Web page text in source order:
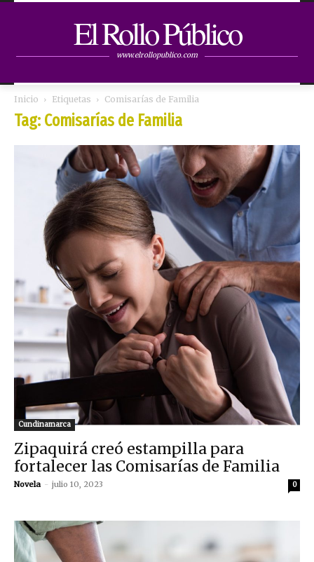
El Rollo Público
www.elrollopublico.com
Inicio Etiquetas Comisarías de Familia
Tag: Comisarías de Familia
Cundinamarca
Zipaquirá creó estampilla para
fortalecer las Comisarías de Familia
Novela - julio 10, 2023 0